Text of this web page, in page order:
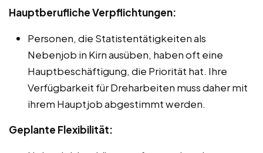
Hauptberufliche Verpflichtungen:
Personen, die Statistentätigkeiten als
Nebenjob in Kirn ausüben, haben oft eine
Hauptbeschäftigung, die Priorität hat. Ihre
Verfügbarkeit für Dreharbeiten muss daher mit
ihrem Hauptjob abgestimmt werden.
Geplante Flexibilität: